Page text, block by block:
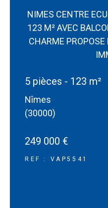
NIMES CENTRE
123 M² AVEC
CHARME
5 pièces - 123 m²
Nîmes
(30000)
249 000 €
REF : VAP5541